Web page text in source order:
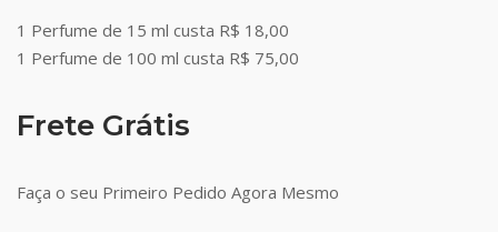
1 Perfume de 15 ml custa R$ 18,00
1 Perfume de 100 ml custa R$ 75,00
Frete Grátis
Faça o seu Primeiro Pedido Agora Mesmo